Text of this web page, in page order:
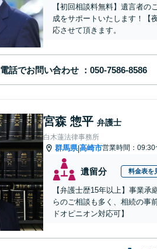
【初回相談料無料】遺言者
成をサポートいたします！【
応させて頂きます。
電話でお問い合わせ
宮森 惣平 弁護士
白木蓮法律事務所
群馬県|高崎市営業時間：
遺留分 料金表を
【弁護士歴15年以上】事業
らのご相談も多く、相続の事
ドオピニオン対応可】